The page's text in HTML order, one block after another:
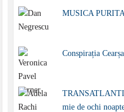
MUSICA
Conspirația
mie de ochi